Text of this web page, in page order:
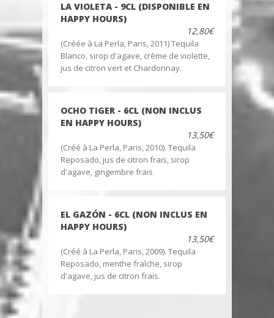
LA VIOLETA - 9CL (DISPONIBLE EN
HAPPY HOURS)
12,80€
(Créée à La Perla, Paris, 2011) Tequila
Blanco, sirop d'agave, crème de violette,
jus de citron vert et Chardonnay.
OCHO TIGER - 6CL (NON INCLUS
EN HAPPY HOURS)
13,50€
(Créé à La Perla, Paris, 2010). Tequila
Reposado, jus de citron frais, sirop
d'agave, gingembre frais
EL GAZÓN - 6CL (NON INCLUS EN
HAPPY HOURS)
13,50€
(Créé à La Perla, Paris, 2009). Tequila
Reposado, menthe fraîche, sirop
d'agave, jus de citron frais.